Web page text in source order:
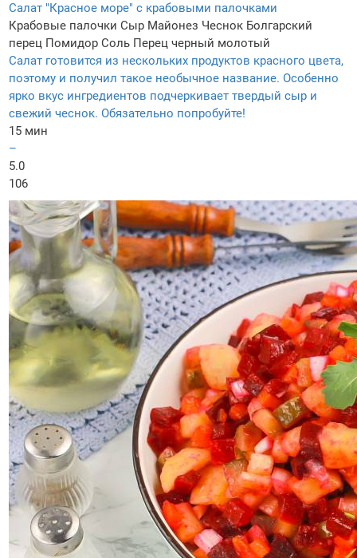
Cалат "Красное море" с крабовыми палочками
Крабовые палочки Сыр Майонез Чеснок Болгарский
перец Помидор Соль Перец черный молотый
Салат готовится из нескольких продуктов красного цвета,
поэтому и получил такое необычное название. Особенно
ярко вкус ингредиентов подчеркивает твердый сыр и
свежий чеснок. Обязательно попробуйте!
15 мин
–
5.0
106